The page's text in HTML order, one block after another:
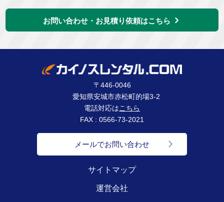
お問い合わせ・お見積り依頼はこちら
〒446-0046
愛知県安城市赤松町的場3-2
電話対応はこちら
FAX : 0566-73-2021
メールでお問い合わせ
サイトマップ
運営会社